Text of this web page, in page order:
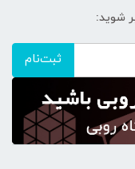
شوید:
ثبت‌نام